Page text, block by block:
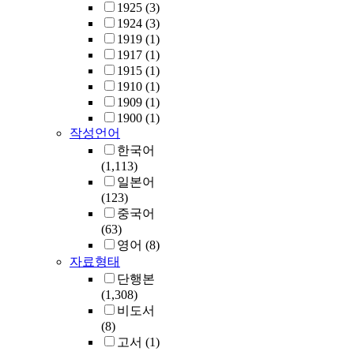
1925 (3)
1924 (3)
1919 (1)
1917 (1)
1915 (1)
1910 (1)
1909 (1)
1900 (1)
작성언어
한국어
(1,113)
일본어
(123)
중국어
(63)
영어 (8)
자료형태
단행본
(1,308)
비도서
(8)
고서 (1)